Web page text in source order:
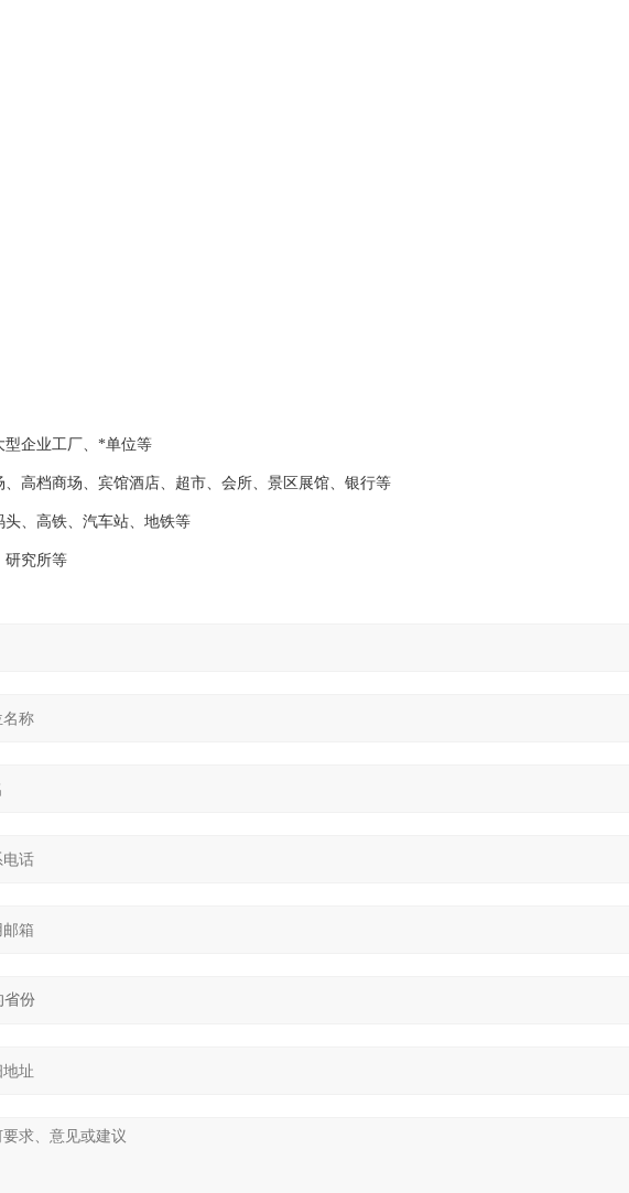
企业工厂、*单位等
高档商场、宾馆酒店、超市、会所、景区展馆、银行等
、高铁、汽车站、地铁等
究所等